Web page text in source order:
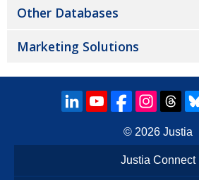
Other Databases
Marketing Solutions
© 2026 Justia
Justia Connect